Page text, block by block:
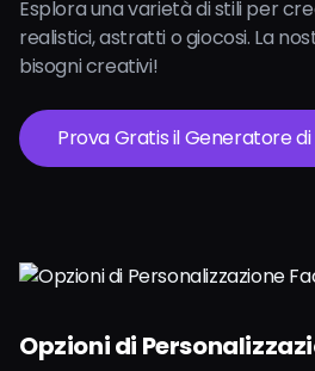
Esplora una varietà di stili per
realistici, astratti o giocosi. La
bisogni creativi!
Prova Gratis il Generatore di
Opzioni di